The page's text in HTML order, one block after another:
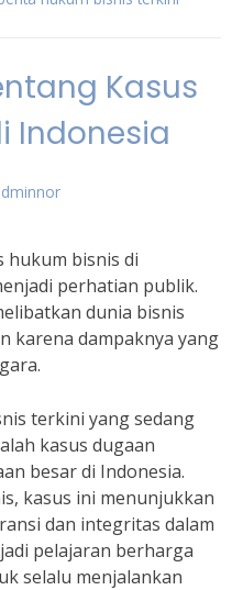
Kasus
Indonesia
hukum bisnis di
perhatian publik.
dunia bisnis
karena dampaknya yang
terkini yang sedang
kasus dugaan
besar di Indonesia.
kasus ini menunjukkan
dan integritas dalam
pelajaran berharga
selalu menjalankan